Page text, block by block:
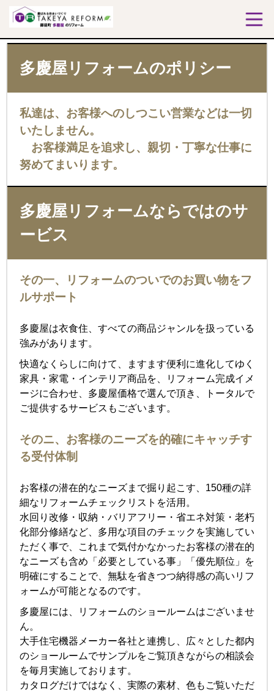
多慶屋リフォームのポリシー
私達は、お客様へのしつこい営業などは一切
いたしません。
お客様満足を追求し、親切・丁寧な仕事に
努めてまいります。
多慶屋リフォームならではのサ
ービス
その一、リフォームのついでのお買い物をフ
ルサポート
多慶屋は衣食住、すべての商品ジャンルを扱っている
強みがあります。
快適なくらしに向けて、ますます便利に進化してゆく
家具・家電・インテリア商品を、リフォーム完成イメ
ージに合わせ、多慶屋価格で選んで頂き、トータルで
ご提供するサービスもございます。
そのニ、お客様のニーズを的確にキャッチす
る受付体制
お客様の潜在的なニーズまで掘り起こす、150種の詳
細なリフォームチェックリストを活用。
水回り改修・収納・バリアフリー・省エネ対策・老朽
化部分修繕など、多用な項目のチェックを実施してい
ただく事で、これまで気付かなかったお客様の潜在的
なニーズも含め「必要としている事」「優先順位」を
明確にすることで、無駄を省きつつ納得感の高いリフ
ォームが可能となるのです。
多慶屋には、リフォームのショールームはございませ
ん。
大手住宅機器メーカー各社と連携し、広々とした都内
のショールームでサンプルをご覧頂きながらの相談会
を毎月実施しております。
カタログだけではなく、実際の素材、色もご覧いただ